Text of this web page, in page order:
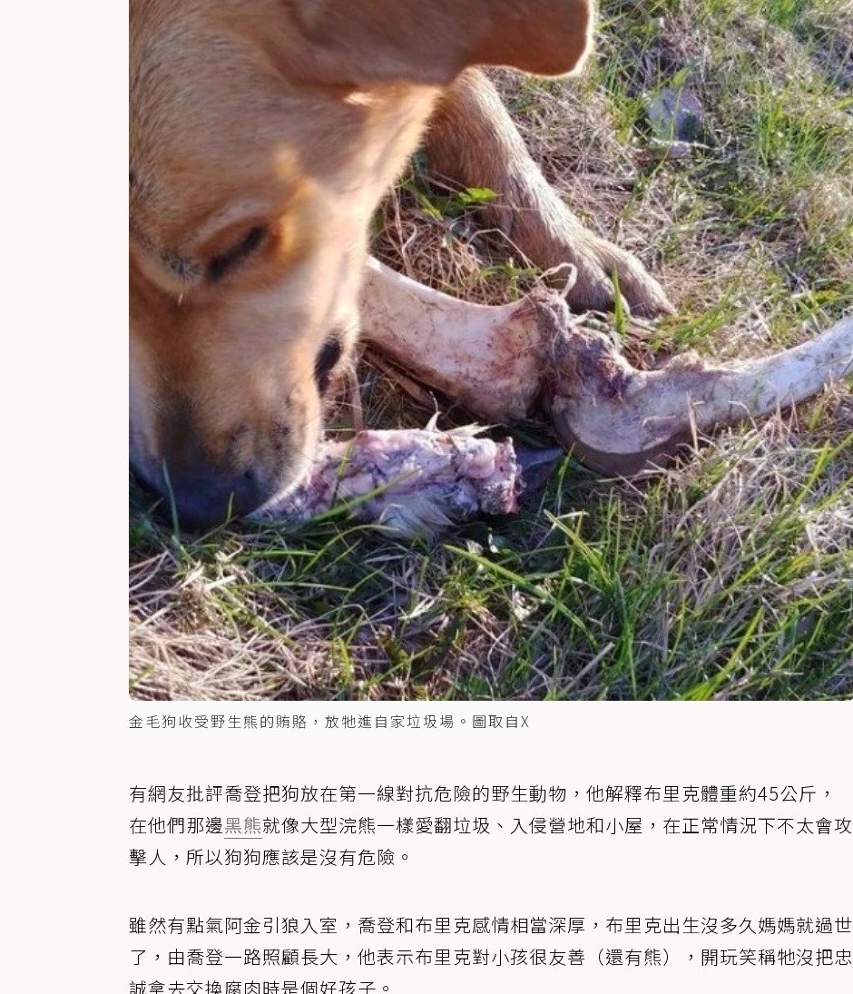
金毛狗收受野生熊的賄賂，放牠進自家垃圾場。圖取自X
有網友批評喬登把狗放在第一線對抗危險的野生動物，他解釋布里克體重約45公斤，
在他們那邊黑熊就像大型浣熊一樣愛翻垃圾、入侵營地和小屋，在正常情況下不太會攻
擊人，所以狗狗應該是沒有危險。
雖然有點氣阿金引狼入室，喬登和布里克感情相當深厚，布里克出生沒多久媽媽就過世
了，由喬登一路照顧長大，他表示布里克對小孩很友善（還有熊），開玩笑稱牠沒把忠
誠拿去交換腐肉時是個好孩子。